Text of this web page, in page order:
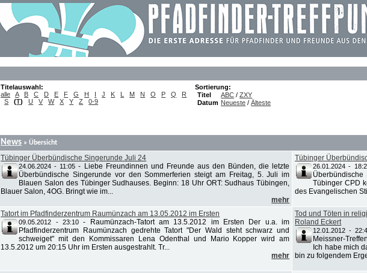
Titelauswahl:
alle
A B C D E F G H I J K L M N O P Q
R
S
(T) U V W X Y Z 0-9
Sortierung:
Titel
ABC /ZXY
Datum Neueste /Älteste
News » Übersicht
Tübinger Überbündische Singerunde Juli 24
24.06.2024 - 11:05 - Liebe Freundinnen und Freunde aus den Bünden, die letzte
Überbündische Singerunde vor den Sommerferien steigt am Freitag, 5. Juli im
Blauen Salon des Tübinger Sudhauses. Beginn: 18 Uhr ORT: Sudhaus Tübingen,
Blauer Salon, 4OG. Bringt wie im...
mehr
Tübinger
26.01.2024 -
Tübinger CPD
des Evangelischen
Tatort im Pfadfinderzentrum Raumünzach am 13.05.2012 im Ersten
09.05.2012 - 23:10-
Raumünzach-Tatort am 13.5.2012 im Ersten Der u.a. im
Pfadfinderzentrum Raumünzach gedrehte Tatort "Der Wald steht schwarz und
schweiget" mit den Kommissaren Lena Odenthal und Mario Kopper wird am
13.5.2012 um 20:15 Uhr im Ersten ausgestrahlt. Tr...
mehr
Tod und Töten in
Roland Eckert
12.01.2012 -
Meissner-
Ich habe mich
bin zu folgendem